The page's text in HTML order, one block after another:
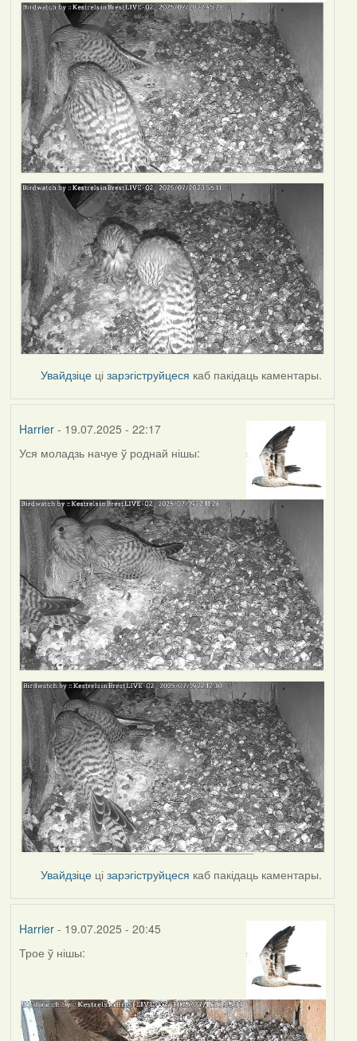
Увайдзіце цізарэгіструйцеся каб пакідаць каментары.
Harrier- 19.07.2025 - 22:17
Уся моладзь начуе ў роднай нішы:
Увайдзіце цізарэгіструйцеся каб пакідаць каментары.
Harrier- 19.07.2025 - 20:45
Трое ў нішы: